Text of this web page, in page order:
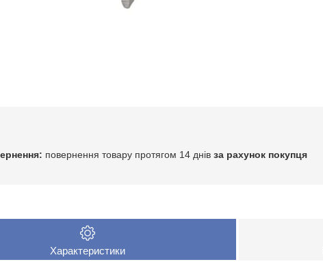
повернення товару протягом 14 днів за рахунок покупця
Характеристики